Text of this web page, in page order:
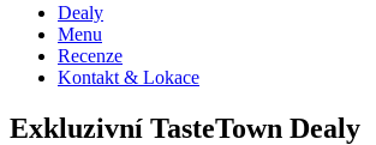
Dealy
Menu
Recenze
Kontakt & Lokace
Exkluzivní TasteTown Dealy